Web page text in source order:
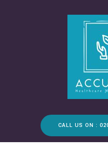
CALL US ON :